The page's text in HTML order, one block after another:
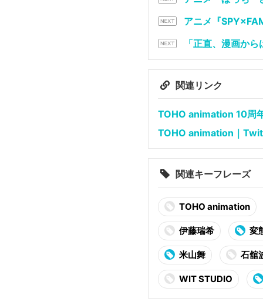
アニメ『
「正直、漫画か
関連リンク
TOHO animation 10周
TOHO animation｜
関連キーフレーズ
TOHO animation
伊藤瑞希 変
米山舞 石舘
WIT STUDIO